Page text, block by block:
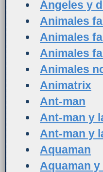
Ángeles y
Animales
Animales
Animales
Animales
Animatrix
Ant-man
Ant-man y
Ant-man y
Aquaman
Aquaman